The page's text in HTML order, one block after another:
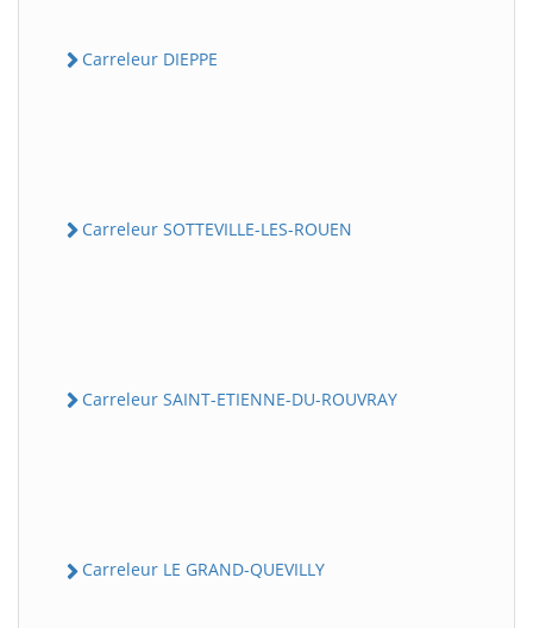
Carreleur DIEPPE
Carreleur SOTTEVILLE-LES-ROUEN
Carreleur SAINT-ETIENNE-DU-ROUVRAY
Carreleur LE GRAND-QUEVILLY